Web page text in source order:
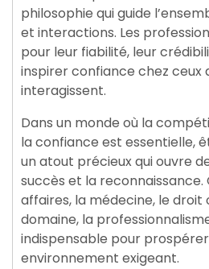
philosophie qui guide
et interactions. Les
pour leur fiabilité, leur
inspirer confiance chez ceux
interagissent.
Dans un monde où la
la confiance est essentielle,
un atout précieux qui ouvre
succès et la reconnaissance.
affaires, la médecine, le droit
domaine, la
indispensable pour
environnement exigeant.